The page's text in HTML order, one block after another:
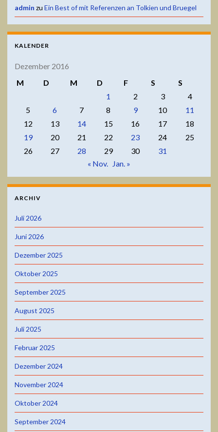
admin zu Ein Best of mit Referenzen an Tolkien und Bruegel
KALENDER
Dezember 2016
M
D M D F S
S
1
2 3
4
5
6 7 8 9 10
11
12
13 14 15 16 17
18
19
20 21 22 23 24
25
26
27 28 29 30
31
« Nov.
Jan. »
ARCHIV
Juli 2026
Juni 2026
Dezember 2025
Oktober 2025
September 2025
August 2025
Juli 2025
Februar 2025
Dezember 2024
November 2024
Oktober 2024
September 2024